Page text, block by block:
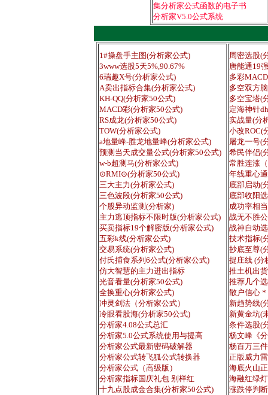
集分析家公式函数的电子书
分析家V5.0公式系统
1#操盘手主图(分析家公式)
3www选股5天5%,90.67%
6瑞趣X号(分析家公式)
A卖出指标合集(分析家公式)
KH-QQ(分析家50公式)
MACD彩(分析家50公式)
RS成龙(分析家50公式)
TOW(分析家公式)
a地量峰-胜龙地量峰(分析家公式)
预测当天成交量公式(分析家50公式)
w-b超测马(分析家公式)
⊙RMI⊙(分析家50公式)
三大主力(分析家公式)
三色波段(分析家50公式)
个股异动监测(分析家)
主力逃顶指标不限时版(分析家公式)
买卖指标19个解密版(分析家公式)
五彩k线(分析家公式)
交易系统(分析家公式)
付氏捕食系列6公式(分析家公式)
仿大智慧的主力进出指标
光音看量(分析家50公式)
全换重心(分析家公式)
冲灵剑法（分析家公式）
冷眼看股海(分析家50公式)
分析家4.08公式总汇
分析家5.0公式系统使用与提高
分析家公式最新密码破解器
分析家公式转飞狐公式转换器
分析家公式（高级版）
分析家指标国庆礼包 别样红
十九点股成金合集(分析家50公式)
周密选股(
唐能通19
多彩
多空双方
多空宝塔(
定海神针
实战量(分
小改ROC(
屠龙一号(
希民伴侣(
常胜连涨
年线重心
底部启动(
底部收阳
成功率相
战无不胜
战神自动
技术指标(
抄底至尊(
捉庄线 (分
推土机出
推荐几个
散户信心
新趋势线(
新黄金坑(
条件选股(
杨文峰《
杨百万三
正版威力
海底火山
海融红绿
涨跌停判